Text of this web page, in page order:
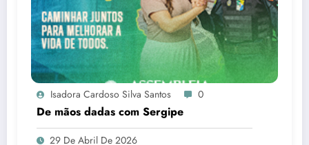
Isadora Cardoso Silva Santos 0
De mãos dadas com Sergipe
29 De Abril De 2026